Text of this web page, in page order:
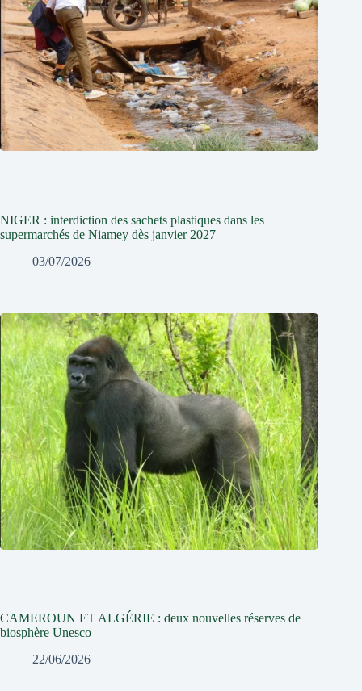
NIGER : interdiction des sachets plastiques dans les
supermarchés de Niamey dès janvier 2027
03/07/2026
CAMEROUN ET ALGÉRIE : deux nouvelles réserves de
biosphère Unesco
22/06/2026